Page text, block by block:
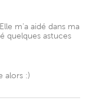
m'a aidé dans ma
quelques astuces
alors :)